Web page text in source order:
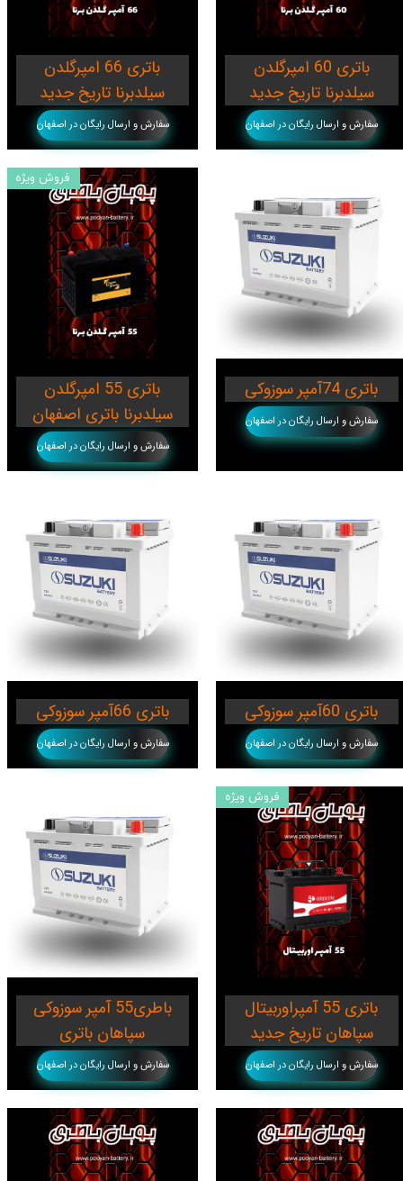
باتری 66 امپرگلدن
سیلدبرنا تاریخ جدید
سفارش و ارسال رایگان در اصفهان
باتری 60 امپرگلدن
سیلدبرنا تاریخ جدید
سفارش و ارسال رایگان در اصفهان
باتری 55 امپرگلدن
سیلدبرنا باتری اصفهان
سفارش و ارسال رایگان در اصفهان
فروش ویژه
باتری 74آمپر سوزوکی
سفارش و ارسال رایگان در اصفهان
باتری 66آمپر سوزوکی
سفارش و ارسال رایگان در اصفهان
باتری 60آمپر سوزوکی
سفارش و ارسال رایگان در اصفهان
باطری55 آمپر سوزوکی
سپاهان باتری
سفارش و ارسال رایگان در اصفهان
باتری 55 آمپراوربیتال
سپاهان تاریخ جدید
سفارش و ارسال رایگان در اصفهان
فروش ویژه